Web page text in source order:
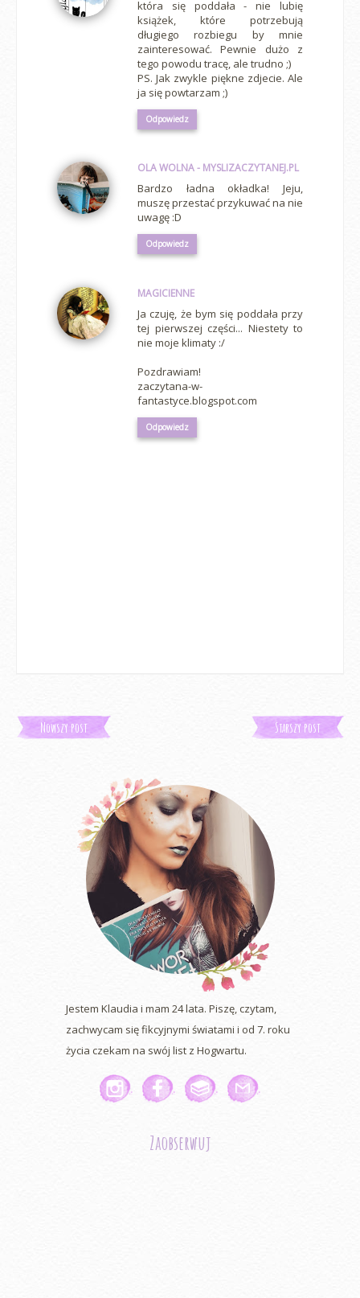
która się poddała - nie lubię
książek, które potrzebują
długiego rozbiegu by mnie
zainteresować. Pewnie dużo z
tego powodu tracę, ale trudno ;)
PS. Jak zwykle piękne zdjecie. Ale
ja się powtarzam ;)
Odpowiedz
OLA WOLNA - MYSLIZACZYTANEJ.PL
Bardzo ładna okładka! Jeju,
muszę przestać przykuwać na nie
uwagę :D
Odpowiedz
MAGICIENNE
Ja czuję, że bym się poddała przy
tej pierwszej części... Niestety to
nie moje klimaty :/
Pozdrawiam!
zaczytana-w-
fantastyce.blogspot.com
Odpowiedz
Nowszy post Starszy post
Jestem Klaudia i mam 24 lata. Piszę, czytam,
zachwycam się fikcyjnymi światami i od 7. roku
życia czekam na swój list z Hogwartu.
Zaobserwuj